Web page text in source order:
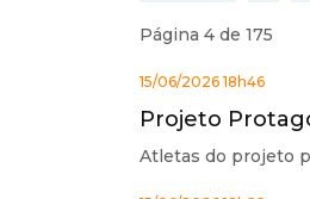
Página 4 de 175
15/06/2026 18h46
Projeto
Atletas do projeto